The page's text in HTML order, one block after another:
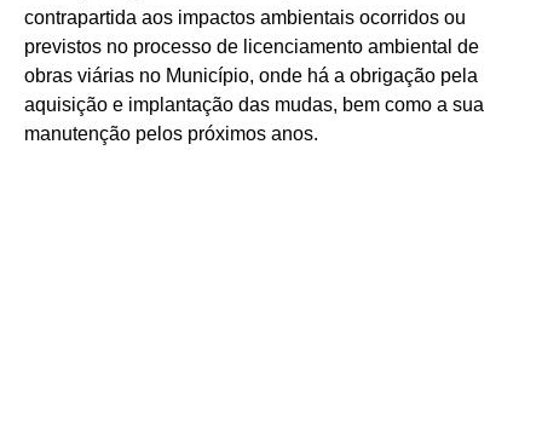
contrapartida aos impactos ambientais ocorridos ou
previstos no processo de licenciamento ambiental de
obras viárias no Município, onde há a obrigação pela
aquisição e implantação das mudas, bem como a sua
manutenção pelos próximos anos.